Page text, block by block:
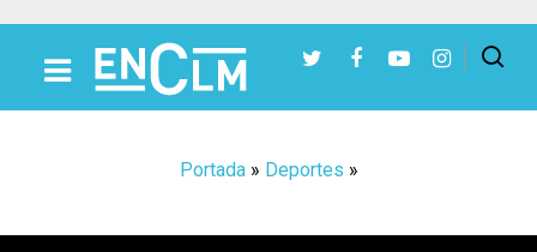
Portada» Deportes »